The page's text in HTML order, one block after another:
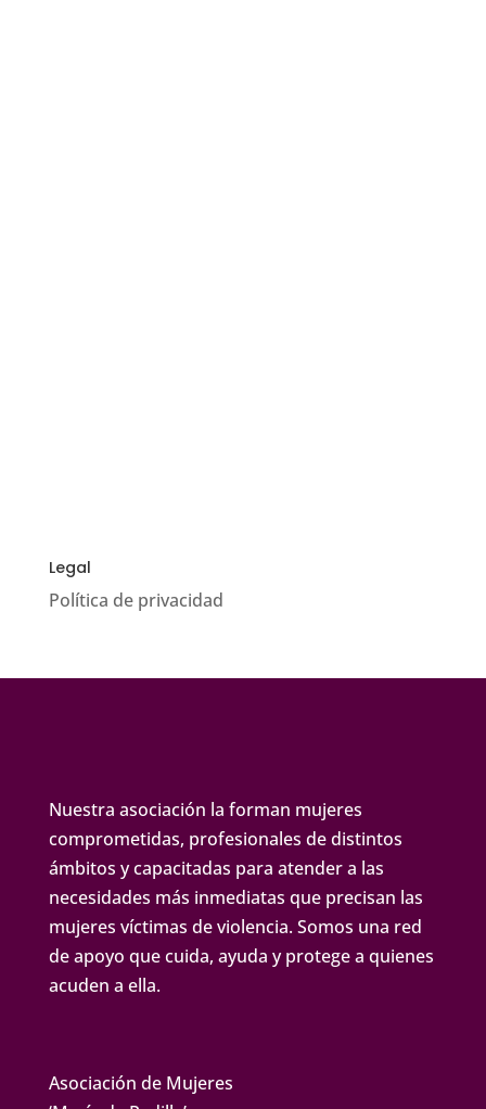
Legal
Política de privacidad
Nuestra asociación la forman mujeres
comprometidas, profesionales de distintos
ámbitos y capacitadas para atender a las
necesidades más inmediatas que precisan las
mujeres víctimas de violencia. Somos una red
de apoyo que cuida, ayuda y protege a quienes
acuden a ella.
Asociación de Mujeres